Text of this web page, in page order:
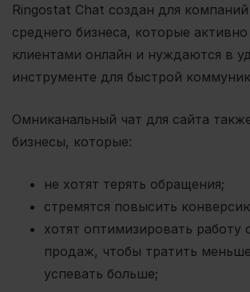
Ringostat Chat создан для
среднего бизнеса, которые
клиентами онлайн и нуждаются в
инструменте для быстрой
Омниканальный чат для сайта
бизнесы, которые:
не хотят терять обращения;
стремятся повысить
хотят оптимизировать работу
продаж, чтобы тратить
успевать больше;